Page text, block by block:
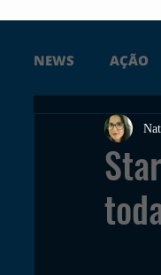
NEWS AÇÃO
FICÇÃO
TRAILER